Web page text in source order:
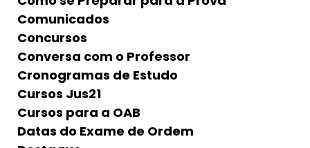
Comunicados
Concursos
Conversa com o Professor
Cronogramas de Estudo
Cursos Jus21
Cursos para a OAB
Datas do Exame de Ordem